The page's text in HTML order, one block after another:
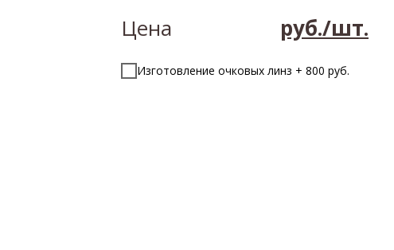
Цена руб./шт.
Изготовление очковых линз + 800 руб.